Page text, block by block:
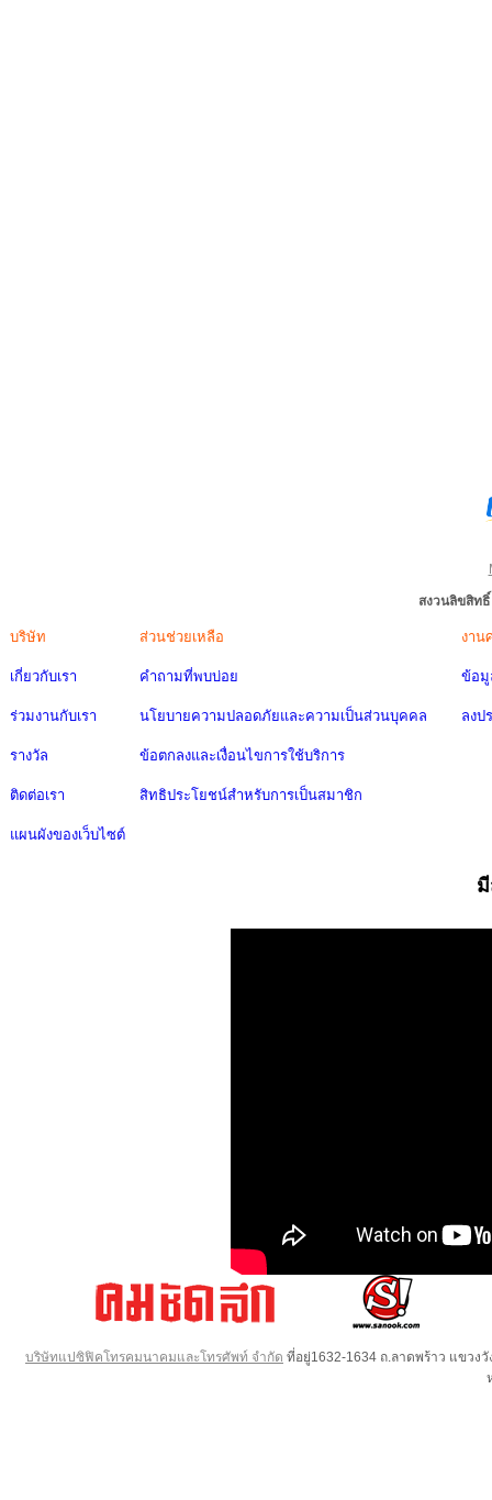
สงวนลิขสิท
บริษัท
เกี่ยวกับเรา
ร่วมงานกับเรา
รางวัล
ติดต่อเรา
แผนผังของเว็บไซต์
ส่วนช่วยเหลือ
คำถามที่พบบ่อย
นโยบายความปลอดภัยและความเป็นส่วนบุคคล
ข้อตกลงและเงื่อนไขการใช้บริการ
สิทธิประโยชน์สำหรับการเป็นสมาชิก
งาน
ข้อมู
ลงป
บริษัทแปซิฟิคโทรคมนาคมและโทรศัพท์ จำกัด ที่อยู่1632-1634 ถ.ลาดพร้าว แขวง